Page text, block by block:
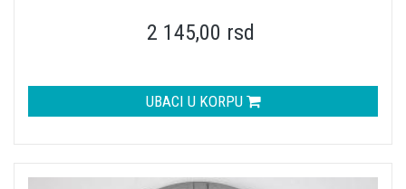
2 145,00 rsd
UBACI U KORPU